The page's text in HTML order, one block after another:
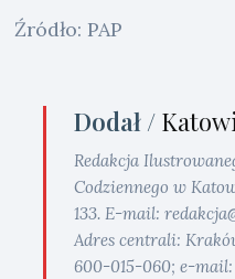
Źródło: PAP
Dodał /
Redakcja
Codziennego w
133. E-mail:
Adres centrali:
600-015-060; e-